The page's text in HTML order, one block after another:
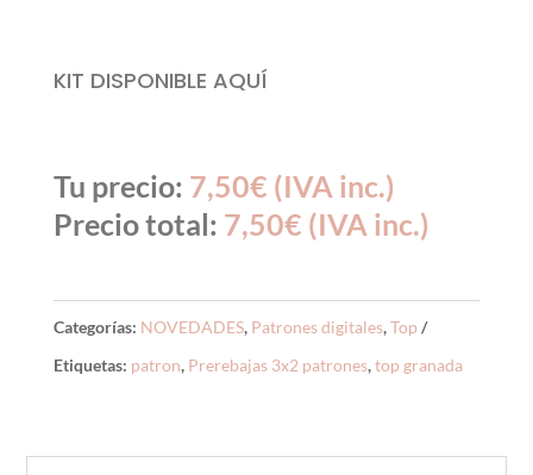
KIT DISPONIBLE AQUÍ
Tu precio: 7,50€ (IVA inc.)
Precio total: 7,50€ (IVA inc.)
Categorías: NOVEDADES, Patrones digitales,Top
Etiquetas: patron, Prerebajas 3x2 patrones,top granada